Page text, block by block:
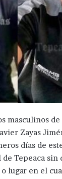
masculinos
Zayas
días de
Tepeaca sin
lugar en el